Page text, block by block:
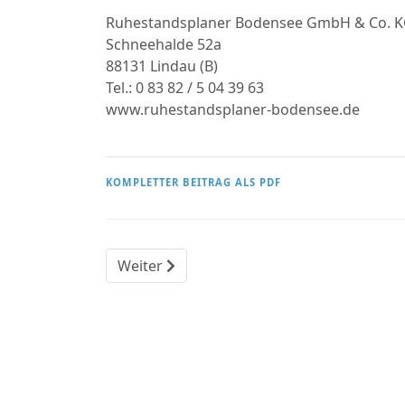
Ruhestandsplaner Bodensee GmbH & Co.
Schneehalde 52a
88131 Lindau (B)
Tel.: 0 83 82 / 5 04 39 63
www.ruhestandsplaner-bodensee.de
KOMPLETTER BEITRAG ALS PDF
Nächster Beitrag: Wohin mit dem Geld?
Weiter